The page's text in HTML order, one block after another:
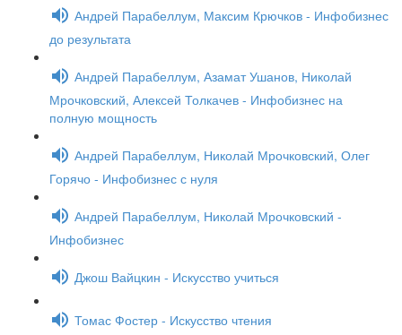
Андрей Парабеллум, Максим Крючков - Инфобизнес
до результата
Андрей Парабеллум, Азамат Ушанов, Николай
Мрочковский, Алексей Толкачев - Инфобизнес на
полную мощность
Андрей Парабеллум, Николай Мрочковский, Олег
Горячо - Инфобизнес с нуля
Андрей Парабеллум, Николай Мрочковский -
Инфобизнес
Джош Вайцкин - Искусство учиться
Томас Фостер - Искусство чтения